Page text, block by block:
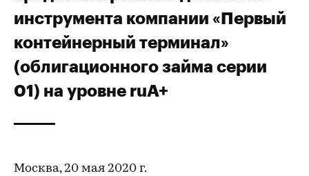
инструмента компании «Первый
контейнерный терминал»
(облигационного займа серии
01) на уровне ruА+
Москва, 20 мая 2020 г.